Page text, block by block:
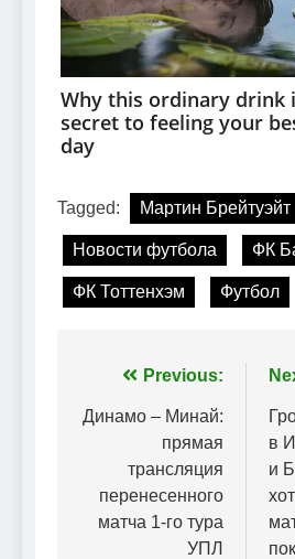
Tagged: Мартин Брейтуэйт
Новости футбола ФК
ФК Тоттенхэм Футбол
Навігація
записів
Previous:
Динамо – Минай:
прямая
трансляция
перенесенного
матча 1-го тура
УПЛ
в
и